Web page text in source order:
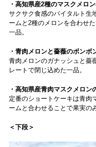
・高知県産2種のマスクメロ
サクサク食感のパイタルト生
ームと2種のメロンを合わせ
一品。
・青肉メロンと薔薇のボンボ
青肉メロンのガナッシュと薔
レートで閉じ込めた一品。
・高知県産青肉マスクメロン
定番のショートケーキは青肉
ームと合わせることで果実の
＜下段＞